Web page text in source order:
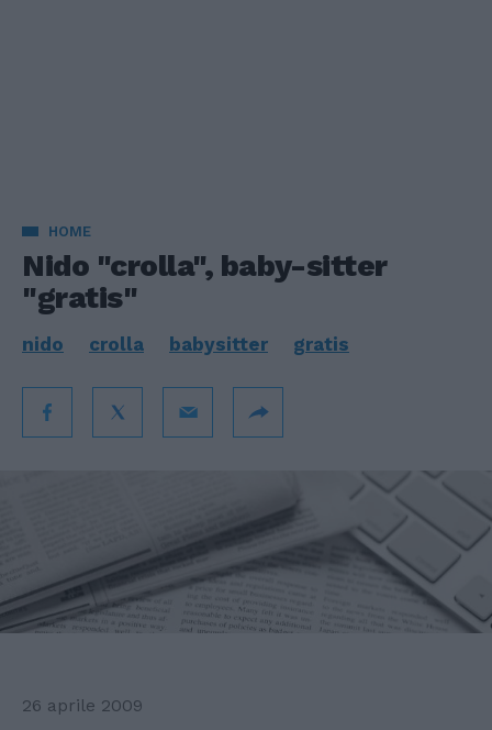
HOME
Nido "crolla", baby-sitter
"gratis"
nido crolla babysitter gratis
26 aprile 2009